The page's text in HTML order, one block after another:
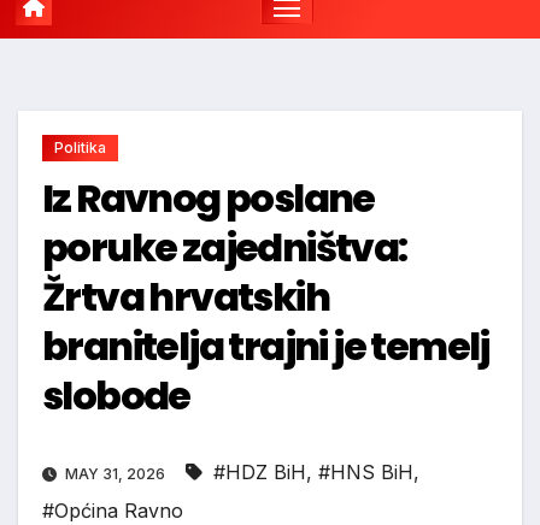
Politika
Iz Ravnog poslane
poruke zajedništva:
Žrtva hrvatskih
branitelja trajni je temelj
slobode
MAY 31, 2026 #HDZ BiH, #HNS BiH,
#Općina Ravno